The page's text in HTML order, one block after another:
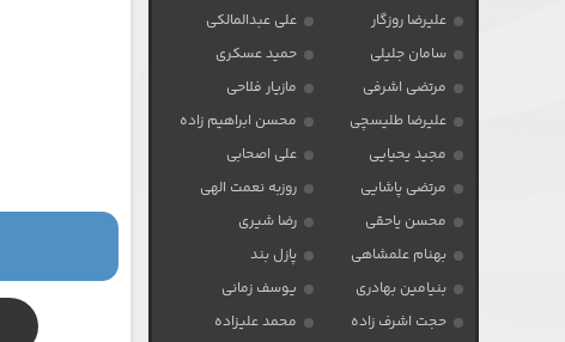
علیرضا روزگار
علی عبدالمالکی
سامان جلیلی
حمید عسکری
مرتضی اشرفی
مازیار فلاحی
علیرضا طلیسچی
محسن ابراهیم زاده
مجید یحیایی
علی اصحابی
مرتضی پاشایی
روزبه نعمت الهی
محسن یاحقی
رضا شیری
بهنام علمشاهی
پازل بند
بنیامین بهادری
یوسف زمانی
حجت اشرف زاده
محمد علیزاده